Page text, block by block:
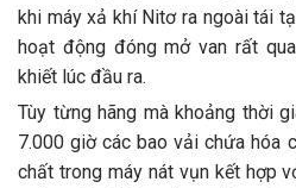
khi máy xả khí Nitơ ra ngoài tái
hoạt động đóng mở van rất
khiết lúc đầu ra.
Tùy từng hãng mà khoảng thời
7.000 giờ các bao vải chứa hóa
chất trong máy nát vụn kết hợp